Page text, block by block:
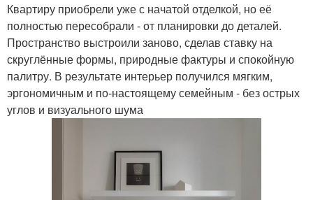
Квартиру приобрели уже с начатой отделкой, но её
полностью пересобрали - от планировки до деталей.
Пространство выстроили заново, сделав ставку на
скруглённые формы, природные фактуры и спокойную
палитру. В результате интерьер получился мягким,
эргономичным и по-настоящему семейным - без острых
углов и визуального шума